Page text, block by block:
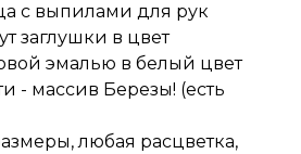
с выпилами для рук
заглушки в цвет
эмалью в белый цвет
- массив Березы! (есть
любая расцветка,